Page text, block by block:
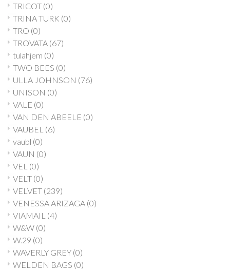
TRICOT (0)
TRINA TURK (0)
TRO (0)
TROVATA (67)
tulahjem (0)
TWO BEES (0)
ULLA JOHNSON (76)
UNISON (0)
VALE (0)
VAN DEN ABEELE (0)
VAUBEL (6)
vaubl (0)
VAUN (0)
VEL (0)
VELT (0)
VELVET (239)
VENESSA ARIZAGA (0)
VIAMAIL (4)
W&W (0)
W.29 (0)
WAVERLY GREY (0)
WELDEN BAGS (0)